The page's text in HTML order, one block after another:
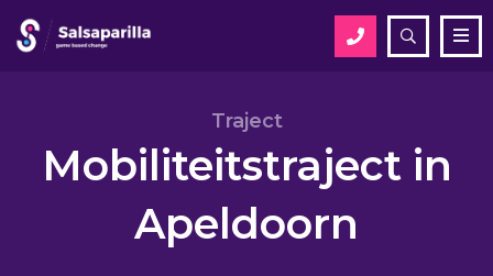
Open
zoekveld
Zoek
Traject
Mobiliteitstraject in
Apeldoorn